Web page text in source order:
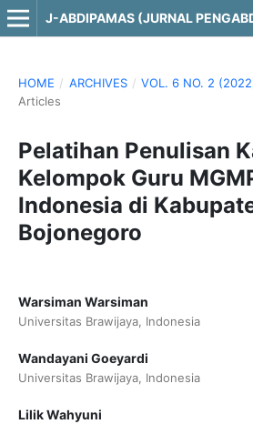
HOME / ARCHIVES / VOL. 6 NO. 2
Articles
Pelatihan Penulisan
Kelompok Guru
Indonesia di
Bojonegoro
Warsiman Warsiman
Universitas Brawijaya, Indonesia
Wandayani Goeyardi
Universitas Brawijaya, Indonesia
Lilik Wahyuni